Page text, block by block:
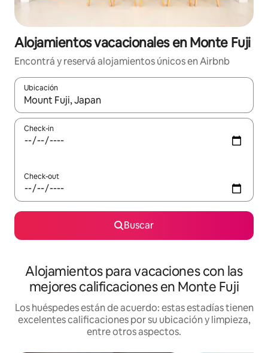
Alojamientos vacacionales en Monte Fuji
Encontrá y reservá alojamientos únicos en Airbnb
Ubicación
Cuando los resultados estén disponibles, navegá con las
Check-in
Check-out
Buscar
Alojamientos para vacaciones con las
mejores calificaciones en Monte Fuji
Los huéspedes están de acuerdo: estas estadías tienen
excelentes calificaciones por su ubicación y limpieza,
entre otros aspectos.